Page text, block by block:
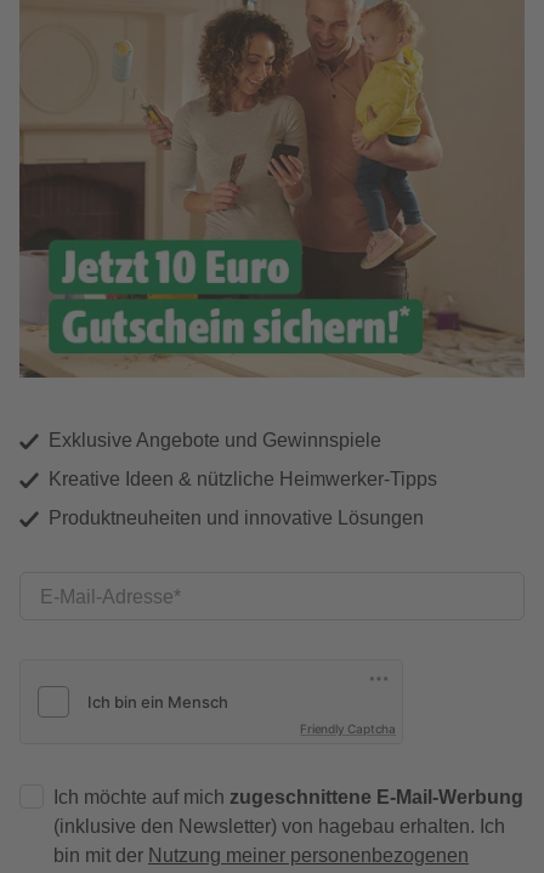
Exklusive Angebote und Gewinnspiele
Kreative Ideen & nützliche Heimwerker-Tipps
Produktneuheiten und innovative Lösungen
E-Mail-Adresse
Friendly Captcha
Ich möchte auf mich zugeschnittene E-Mail-Werbung
(inklusive den Newsletter) von hagebau erhalten. Ich
bin mit der Nutzung meiner personenbezogenen